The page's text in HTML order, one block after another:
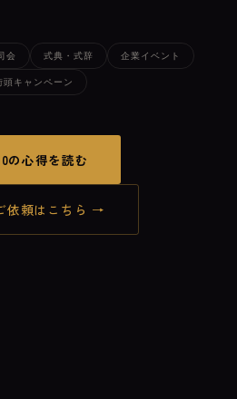
会 式典・式辞 企業イベント
頭キャンペーン
の心得を読む
依頼はこちら →